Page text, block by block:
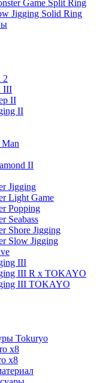
Game Split Ring
Jigging Solid Ring
2
III
II
II
Man
II
Jigging
Light Game
Popping
Seabass
Shore Jigging
Slow Jigging
III
III R x TOKAYO
III TOKAYO
Tokuryo
x8
x8